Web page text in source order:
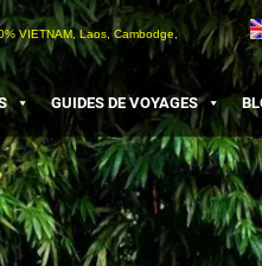
VIETNAM, Laos, Cambodge,
GUIDES DE VOYAGES